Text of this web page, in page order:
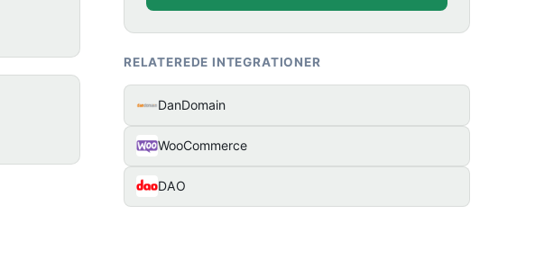
RELATEREDE INTEGRATIONER
DanDomain
WooCommerce
DAO